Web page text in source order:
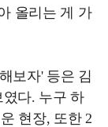
올리는 게 가
보자' 등은 김
다. 누구 하
현장, 또한 2